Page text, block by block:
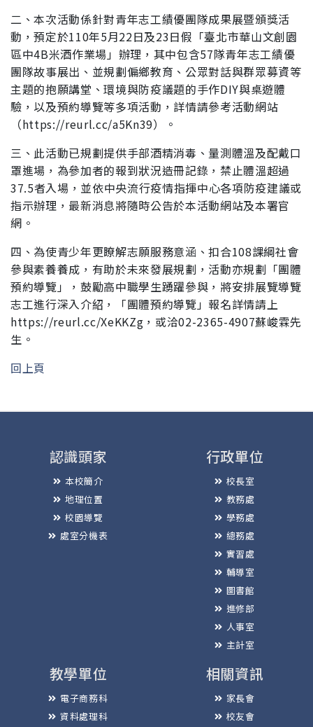
二、本次活動係針對青年志工績優團隊成果展暨頒獎活
動，預定於110年5月22日及23日假「臺北市華山文創園
區中4B米酒作業場」辦理，其中包含57隊青年志工績優
團隊故事展出、並規劃偏鄉教育、公眾對話與群眾募資等
主題的抱願講堂、環境與防疫議題的手作DIY與桌遊體
驗，以及預約導覽等多項活動 ，詳情請參考活動網站
（https://reurl.cc/a5Kn39）。
三、此活動已規劃提供手部酒精消毒、量測體溫及配戴口
罩進場，為參加者的報到狀況造冊記錄，禁止體溫超過
37.5者入場，並依中央流行疫情指揮中心各項防疫建議或
指示辦理，最新消息將隨時公告於本活動網站及本署官
網。
四、為使青少年更瞭解志願服務意涵、扣合108課綱社會
參與素養養成，有助於未來發展規劃，活動亦規劃「團體
預約導覽」，鼓勵高中職學生踴躍參與，將安排展覽導覽
志工進行深入介紹，「團體預約導覽」報名詳情請上
https://reurl.cc/XeKKZg，或洽02-2365-4907蘇峻霖先
生。
回上頁
認識頭家
本校簡介
地理位置
校園導覽
處室分機表
行政單位
校長室
教務處
學務處
總務處
實習處
輔導室
圖書館
進修部
人事室
主計室
教學單位
電子商務科
資料處理科
相關資訊
家長會
校友會